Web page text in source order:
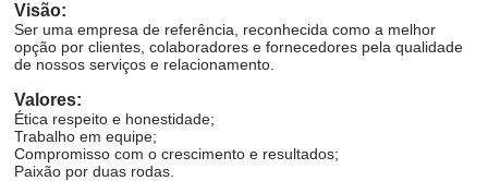
Visão:
Ser uma empresa de referência, reconhecida como a melhor
opção por clientes, colaboradores e fornecedores pela qualidade
de nossos serviços e relacionamento.
Valores:
Ética respeito e honestidade;
Trabalho em equipe;
Compromisso com o crescimento e resultados;
Paixão por duas rodas.